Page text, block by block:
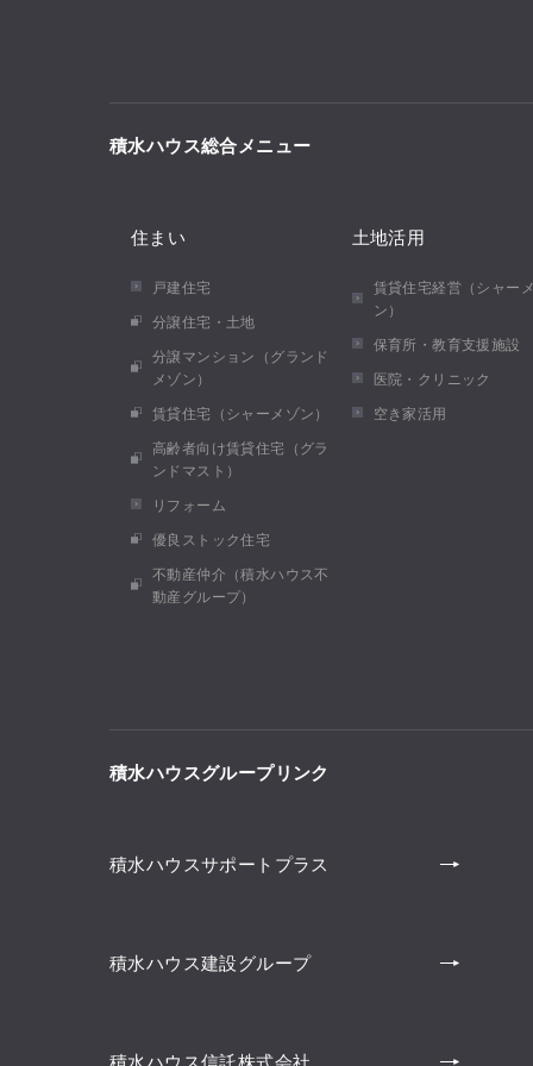
積水ハウス総合メニュー
住まい
戸建住宅
分譲住宅・土地
分譲マンション（グランド
メゾン）
賃貸住宅（シャーメゾン）
高齢者向け賃貸住宅（グラ
ンドマスト）
リフォーム
優良ストック住宅
不動産仲介（積水ハウス不
動産グループ）
土地活用
賃貸住宅経営（シャー
ン）
保育所・教育支援施設
医院・クリニック
空き家活用
積水ハウスグループリンク
積水ハウスサポートプラス
積水ハウス建設グループ